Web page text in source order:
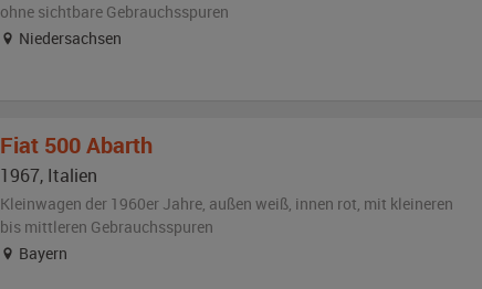
ohne sichtbare Gebrauchsspuren
Niedersachsen
Fiat 500 Abarth
1967, Italien
Kleinwagen der 1960er Jahre, außen weiß, innen rot, mit kleineren
bis mittleren Gebrauchsspuren
Bayern